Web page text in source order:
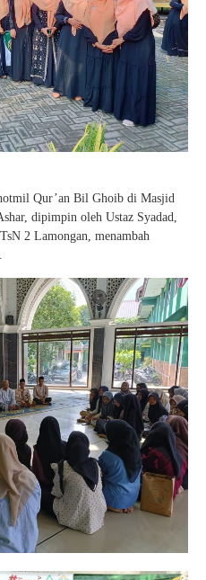
Qur’an Bil Ghoib di Masjid
dipimpin oleh Ustaz Syadad,
2 Lamongan, menambah